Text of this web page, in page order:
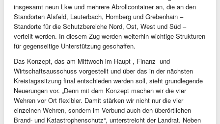
insgesamt neun Lkw und mehrere Abrollcontainer an, die an den
Standorten Alsfeld, Lauterbach, Homberg und Grebenhain –
Standorte für die Schutzbereiche Nord, Ost, West und Süd –
verteilt werden. In diesem Zug werden weiterhin wichtige Strukturen
für gegenseitige Unterstützung geschaffen.
Das Konzept, das am Mittwoch im Haupt-, Finanz- und
Wirtschaftsausschuss vorgestellt und über das in der nächsten
Kreistagssitzung final entschieden werden soll, sieht grundlegende
Neuerungen vor. „Denn mit dem Konzept machen wir die vier
Wehren vor Ort flexibler. Damit stärken wir nicht nur die vier
einzelnen Wehren, sondern im Verbund auch den überörtlichen
Brand- und Katastrophenschutz“, unterstreicht der Landrat. Neben